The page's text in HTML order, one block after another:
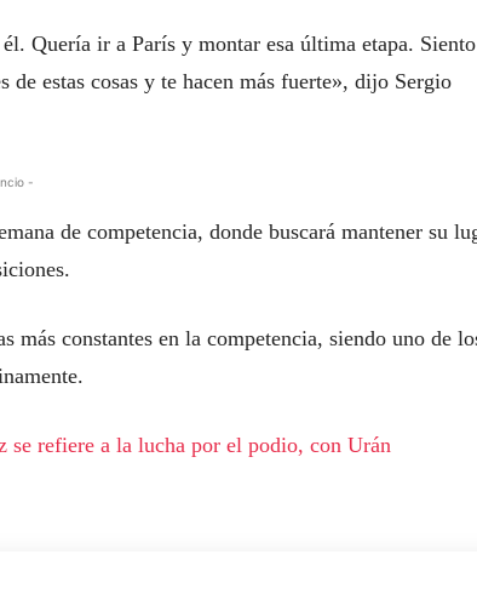
Quería ir a París y montar esa última etapa. Siento
estas cosas y te hacen más fuerte», dijo Sergio
-
de competencia, donde buscará mantener su
más constantes en la competencia, siendo uno de
se refiere a la lucha por el podio, con Urán